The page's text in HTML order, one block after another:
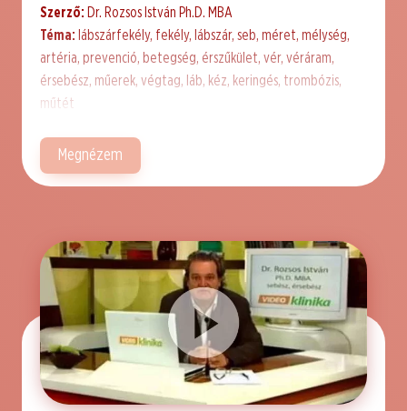
Szerző: Dr. Rozsos István Ph.D. MBA
Téma: lábszárfekély, fekély, lábszár, seb, méret, mélység,
artéria, prevenció, betegség, érszűkület, vér, véráram,
érsebész, műerek, végtag, láb, kéz, keringés, trombózis,
műtét
Megnézem